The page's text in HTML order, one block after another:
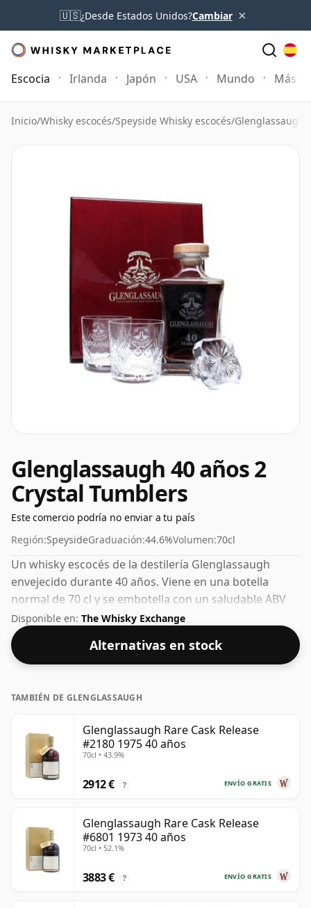
🇺🇸¿Desde Estados Unidos?Cambiar ×
Escocia Irlanda Japón USA Mundo Más
Inicio/Whisky escocés/Speyside Whisky escocés/Glenglassaugh
Glenglassaugh 40 años 2
Crystal Tumblers
Este comercio podría no enviar a tu país
Región:SpeysideGraduación:44.6%Volumen:70cl
Un whisky escocés de la destilería Glenglassaugh
envejecido durante 40 años. Viene en una botella
normal de 70 cl y se embotella con un saludable ABV
del 44,6%.
Disponible en: The Whisky Exchange
Alternativas en stock
TAMBIÉN DE GLENGLASSAUGH
Glenglassaugh Rare Cask Release
#2180 1975 40 años
70cl • 43.9%
ENVÍO GRATIS
2912 € ?
Glenglassaugh Rare Cask Release
#6801 1973 40 años
70cl • 52.1%
ENVÍO GRATIS
3883 € ?